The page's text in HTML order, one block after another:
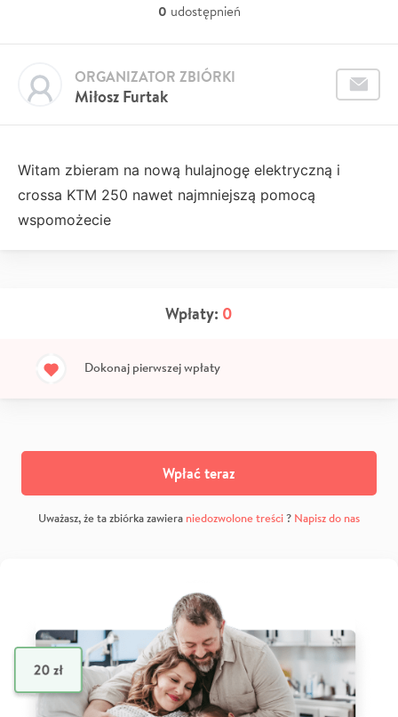
0 udostępnień
Miłosz Furtak
ORGANIZATOR ZBIÓRKI
Witam zbieram na nową hulajnogę elektryczną i
crossa KTM 250 nawet najmniejszą pomocą
wspomożecie
Wpłaty: 0
Dokonaj pierwszej wpłaty
Wpłać teraz
Uważasz, że ta zbiórka zawiera niedozwolone treści? Napisz do nas